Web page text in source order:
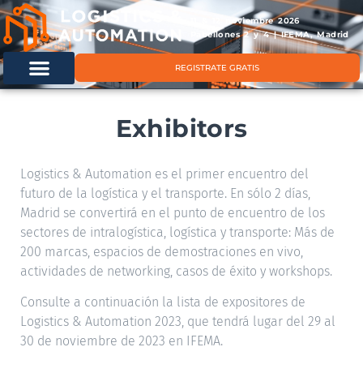
11 & 12 noviembre 2026
Pabellones 2 y 4 | IFEMA, Madrid
REGISTRATE GRATIS
Exhibitors
Logistics & Automation es el primer encuentro del
futuro de la logística y el transporte. En sólo 2 días,
Madrid se convertirá en el punto de encuentro de los
sectores de intralogística, logística y transporte: Más de
200 marcas, espacios de demostraciones en vivo,
actividades de networking, casos de éxito y workshops.
Consulte a continuación la lista de expositores de
Logistics & Automation 2023, que tendrá lugar del 29 al
30 de noviembre de 2023 en IFEMA.